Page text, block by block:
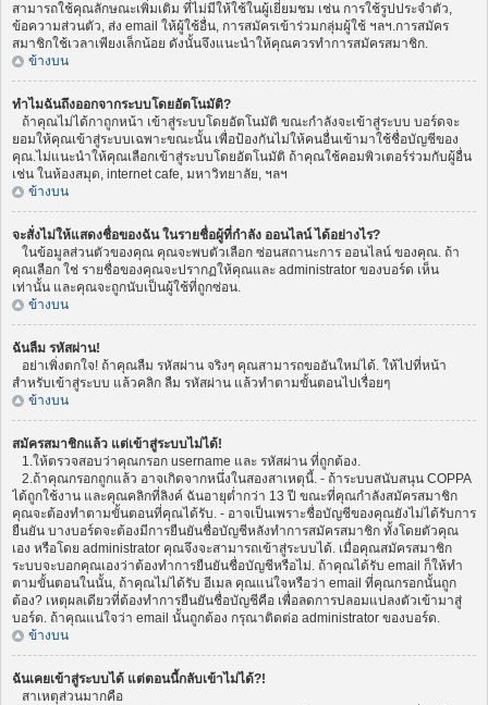
สามารถใช้คุณลักษณะเพิ่มเติม ที่ไม่มีให้ใช้ในผู้เยี่ยมชม เช่น การใช้รูปประจำตัว,
ข้อความส่วนตัว, ส่ง email ให้ผู้ใช้อื่น, การสมัครเข้าร่วมกลุ่มผู้ใช้ ฯลฯ.การสมัคร
สมาชิกใช้เวลาเพียงเล็กน้อย ดังนั้นจึงแนะนำให้คุณควรทำการสมัครสมาชิก.
ข้างบน
ทำไมฉันถึงออกจากระบบโดยอัตโนมัติ?
ถ้าคุณไม่ได้กาถูกหน้า เข้าสู่ระบบโดยอัตโนมัติ ขณะกำลังจะเข้าสู่ระบบ บอร์ดจะ
ยอมให้คุณเข้าสู่ระบบเฉพาะขณะนั้น เพื่อป้องกันไม่ให้คนอื่นเข้ามาใช้ชื่อบัญชีของ
คุณ.ไม่แนะนำให้คุณเลือกเข้าสู่ระบบโดยอัตโนมัติ ถ้าคุณใช้คอมพิวเตอร์ร่วมกับผู้อื่น
เช่น ในห้องสมุด, internet cafe, มหาวิทยาลัย, ฯลฯ
ข้างบน
จะสั่งไม่ให้แสดงชื่อของฉัน ในรายชื่อผู้ที่กำลัง ออนไลน์ ได้อย่างไร?
ในข้อมูลส่วนตัวของคุณ คุณจะพบตัวเลือก ซ่อนสถานะการ ออนไลน์ ของคุณ. ถ้า
คุณเลือก ใช่ รายชื่อของคุณจะปรากฏให้คุณและ administrator ของบอร์ด เห็น
เท่านั้น และคุณจะถูกนับเป็นผู้ใช้ที่ถูกซ่อน.
ข้างบน
ฉันลืม รหัสผ่าน!
อย่าเพิ่งตกใจ! ถ้าคุณลืม รหัสผ่าน จริงๆ คุณสามารถขออันใหม่ได้. ให้ไปที่หน้า
สำหรับเข้าสู่ระบบ แล้วคลิก ลืม รหัสผ่าน แล้วทำตามขั้นตอนไปเรื่อยๆ
ข้างบน
สมัครสมาชิกแล้ว แต่เข้าสู่ระบบไม่ได้!
1.ให้ตรวจสอบว่าคุณกรอก username และ รหัสผ่าน ที่ถูกต้อง.
2.ถ้าคุณกรอกถูกแล้ว อาจเกิดจากหนึ่งในสองสาเหตุนี้. - ถ้าระบบสนับสนุน COPPA
ได้ถูกใช้งาน และคุณคลิกที่ลิงค์ ฉันอายุต่ำกว่า 13 ปี ขณะที่คุณกำลังสมัครสมาชิก
คุณจะต้องทำตามขั้นตอนที่คุณได้รับ. - อาจเป็นเพราะชื่อบัญชีของคุณยังไม่ได้รับการ
ยืนยัน บางบอร์ดจะต้องมีการยืนยันชื่อบัญชีหลังทำการสมัครสมาชิก ทั้งโดยตัวคุณ
เอง หรือโดย administrator คุณจึงจะสามารถเข้าสู่ระบบได้. เมื่อคุณสมัครสมาชิก
ระบบจะบอกคุณเองว่าต้องทำการยืนยันชื่อบัญชีหรือไม่. ถ้าคุณได้รับ email ก็ให้ทำ
ตามขั้นตอนในนั้น, ถ้าคุณไม่ได้รับ อีเมล คุณแน่ใจหรือว่า email ที่คุณกรอกนั้นถูก
ต้อง? เหตุผลเดียวที่ต้องทำการยืนยันชื่อบัญชีคือ เพื่อลดการปลอมแปลงตัวเข้ามาสู่
บอร์ด. ถ้าคุณแน่ใจว่า email นั้นถูกต้อง กรุณาติดต่อ administrator ของบอร์ด.
ข้างบน
ฉันเคยเข้าสู่ระบบได้ แต่ตอนนี้กลับเข้าไม่ได้?!
สาเหตุส่วนมากคือ